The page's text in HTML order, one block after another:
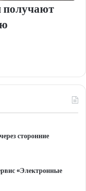
получают
сторонние
«Электронные